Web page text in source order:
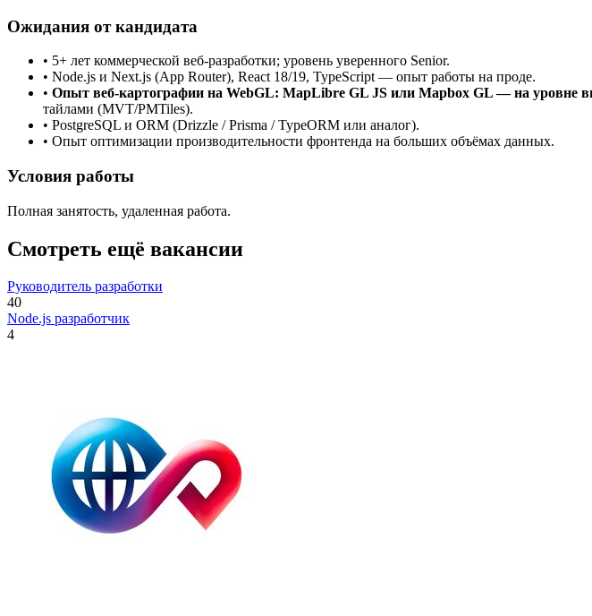
Ожидания от кандидата
• 5+ лет коммерческой веб-разработки; уровень уверенного Senior.
• Node.js и Next.js (App Router), React 18/19, TypeScript — опыт работы на проде.
• Опыт веб-картографии на WebGL: MapLibre GL JS или Mapbox GL — на уровне
тайлами (MVT/PMTiles).
• PostgreSQL и ORM (Drizzle / Prisma / TypeORM или аналог).
• Опыт оптимизации производительности фронтенда на больших объёмах данных.
Условия работы
Полная занятость, удаленная работа.
Смотреть ещё вакансии
Руководитель разработки
40
Node.js разработчик
4